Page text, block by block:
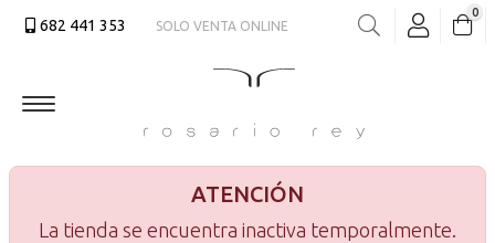
682 441 353
SOLO VENTA ONLINE
Buscar
0
ATENCIÓN
La tienda se encuentra inactiva temporalmente.